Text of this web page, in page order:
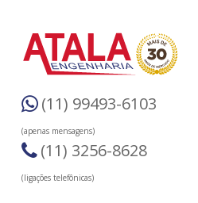
(11) 99493-6103
(apenas mensagens)
(11) 3256-8628
(ligações telefônicas)